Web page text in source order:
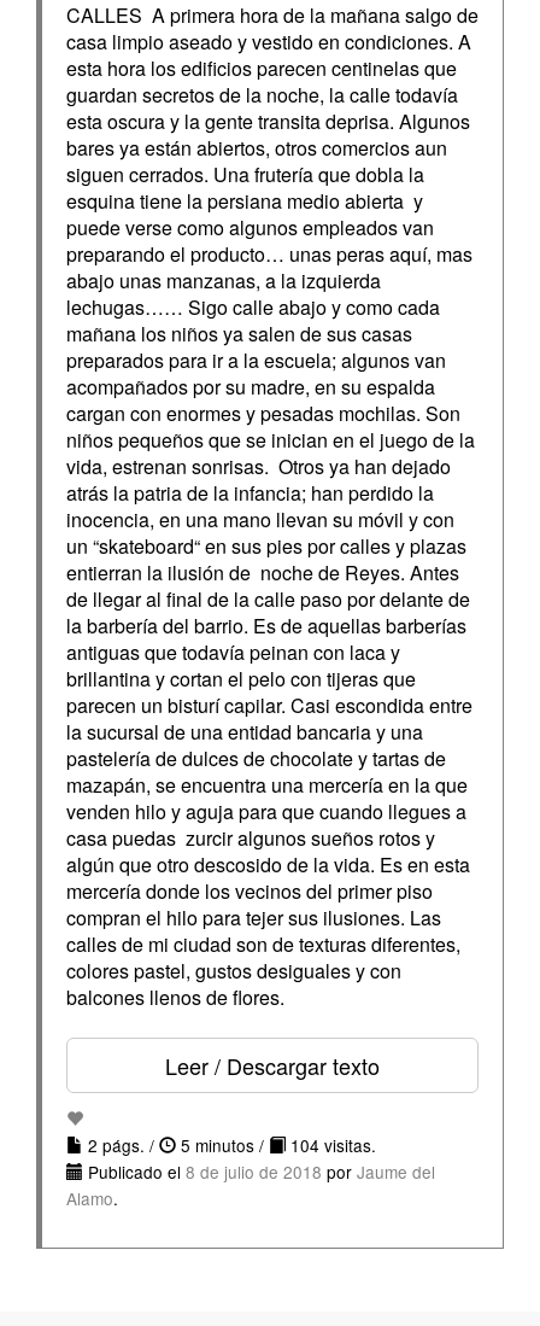
CALLES A primera hora de la mañana salgo de
casa limpio aseado y vestido en condiciones. A
esta hora los edificios parecen centinelas que
guardan secretos de la noche, la calle todavía
esta oscura y la gente transita deprisa. Algunos
bares ya están abiertos, otros comercios aun
siguen cerrados. Una frutería que dobla la
esquina tiene la persiana medio abierta y
puede verse como algunos empleados van
preparando el producto… unas peras aquí, mas
abajo unas manzanas, a la izquierda
lechugas…… Sigo calle abajo y como cada
mañana los niños ya salen de sus casas
preparados para ir a la escuela; algunos van
acompañados por su madre, en su espalda
cargan con enormes y pesadas mochilas. Son
niños pequeños que se inician en el juego de la
vida, estrenan sonrisas. Otros ya han dejado
atrás la patria de la infancia; han perdido la
inocencia, en una mano llevan su móvil y con
un “skateboard“ en sus pies por calles y plazas
entierran la ilusión de noche de Reyes. Antes
de llegar al final de la calle paso por delante de
la barbería del barrio. Es de aquellas barberías
antiguas que todavía peinan con laca y
brillantina y cortan el pelo con tijeras que
parecen un bisturí capilar. Casi escondida entre
la sucursal de una entidad bancaria y una
pastelería de dulces de chocolate y tartas de
mazapán, se encuentra una mercería en la que
venden hilo y aguja para que cuando llegues a
casa puedas zurcir algunos sueños rotos y
algún que otro descosido de la vida. Es en esta
mercería donde los vecinos del primer piso
compran el hilo para tejer sus ilusiones. Las
calles de mi ciudad son de texturas diferentes,
colores pastel, gustos desiguales y con
balcones llenos de flores.
Leer / Descargar texto
2 págs. / 5 minutos /
104 visitas.
Publicado el 8 de julio de 2018 por Jaume del
Alamo.